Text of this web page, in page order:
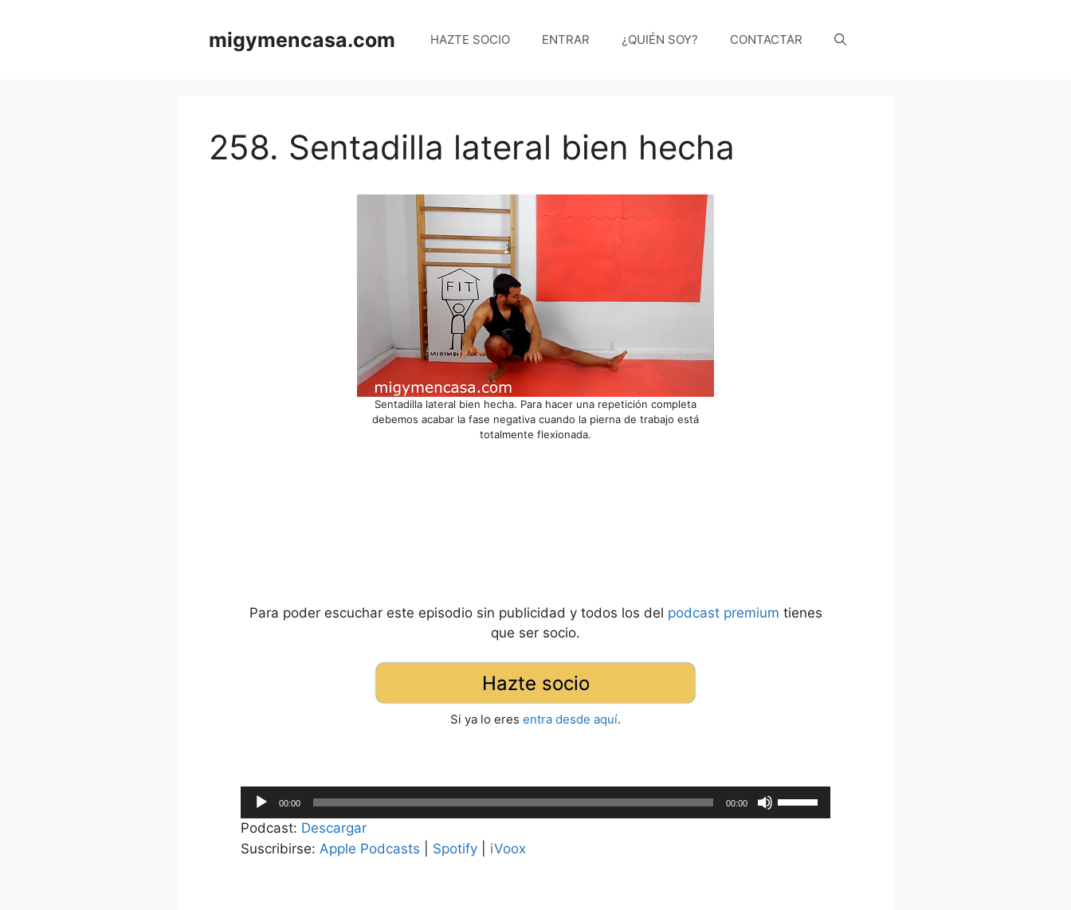
migymencasa.com HAZTE SOCIO ENTRAR ¿QUIÉN SOY? CONTACTAR
258. Sentadilla lateral bien hecha
Sentadilla lateral bien hecha. Para hacer una repetición completa
debemos acabar la fase negativa cuando la pierna de trabajo está
totalmente flexionada.
Para poder escuchar este episodio sin publicidad y todos los del podcast premium tienes
que ser socio.
Hazte socio
Si ya lo eres entra desde aquí.
Reproductor
de
audio
00:00 00:00
las
Podcast: Descargar
Suscribirse: Apple Podcasts Spotify iVoox